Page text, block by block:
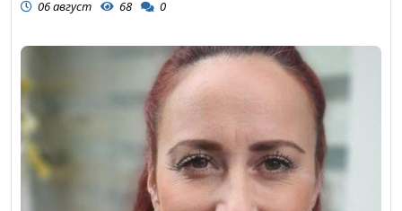
06 август 68 0